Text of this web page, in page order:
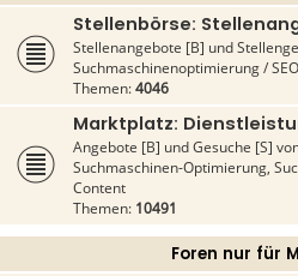
Stellenbörse:
Stellenangebote [B] und
Suchmaschinenoptimierung /
Themen:4046
Marktplatz:
Angebote [B] und Gesuche [S]
Suchmaschinen-Optimierung,
Content
Themen: 10491
Foren nur für